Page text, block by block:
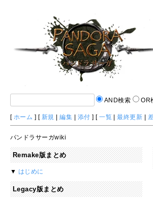
AND検索 OR
[ ホーム ] [ 新規 |編集 添付 ] [一覧 |最終更新
パンドラサーガwiki
Remake版まとめ
▼ はじめに
Legacy版まとめ